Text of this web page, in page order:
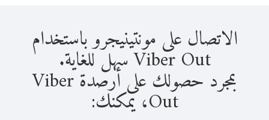
الاتصال على مونتينيجرو باستخدام
Viber Out سهل للغاية.
بمجرد حصولك على أرصدة Viber
Out، يمكنك: